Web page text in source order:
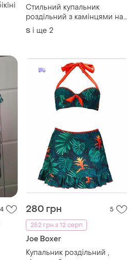
Стильний купальник
роздільний з камінцями на
завʼязках новий розкішний
S і ще 2
4 280 грн
5
252 грн з 12 серп
Joe Boxer
Купальник роздільний ,